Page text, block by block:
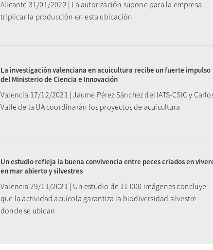
Alicante 31/01/2022 | La autorización supone para la empresa
triplicar la producción en esta ubicación
La investigación valenciana en acuicultura recibe un fuerte impulso
del Ministerio de Ciencia e Innovación
Valencia 17/12/2021 | Jaume Pérez Sánchez del IATS-CSIC y
Valle de la UA coordinarán los proyectos de acuicultura
Un estudio refleja la buena convivencia entre peces criados en
en mar abierto y silvestres
Valencia 29/11/2021 | Un estudio de 11 000 imágenes concluye
que la actividad acuícola garantiza la biodiversidad silvestre
donde se ubican